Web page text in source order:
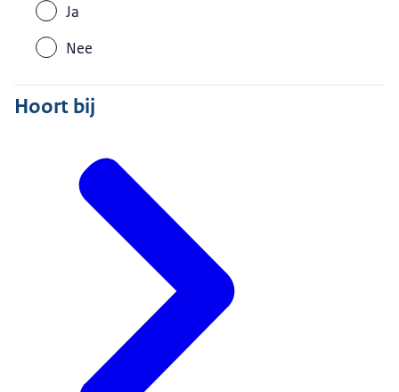
Ja
Nee
Hoort bij